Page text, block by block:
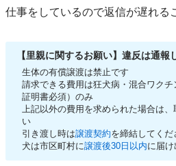
仕事をしているので返信が遅れる
【里親に関するお願い】違反は通報
生体の有償譲渡は禁止です
請求できる費用は狂犬病・混合ワクチ
証明書必須）のみ
上記以外の費用を求められた場合は
い
引き渡し時は譲渡契約を締結してくだ
犬は市区町村に譲渡後30日以内に届